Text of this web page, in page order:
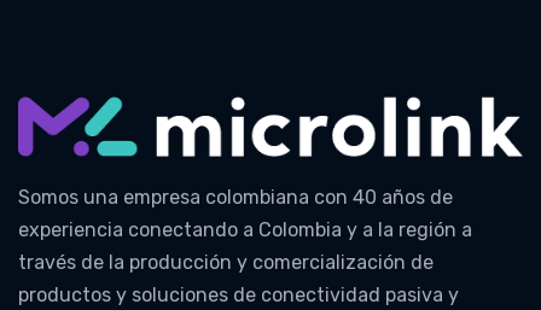
Somos una empresa colombiana con 40 años de
experiencia conectando a Colombia y a la región a
través de la producción y comercialización de
productos y soluciones de conectividad pasiva y